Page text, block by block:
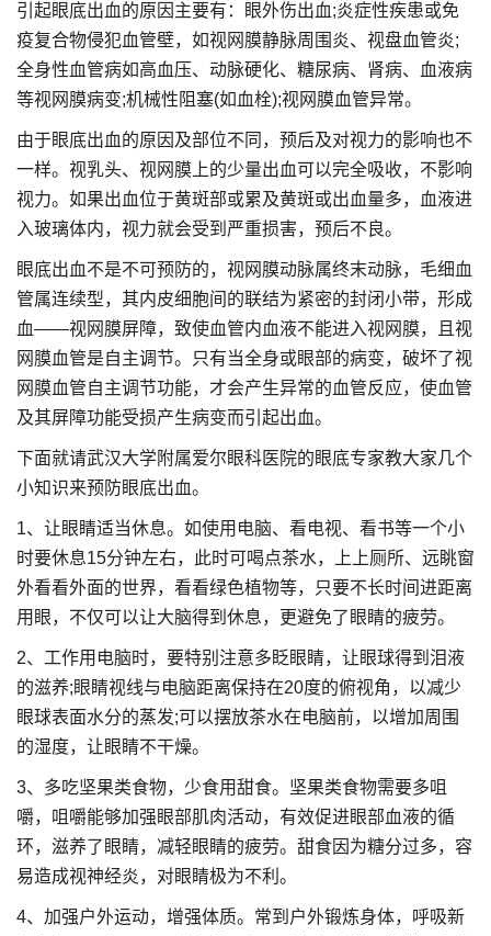
引起眼底出血的原因主要有：眼外伤出血;炎症性疾患或免
疫复合物侵犯血管壁，如视网膜静脉周围炎、视盘血管炎;
全身性血管病如高血压、动脉硬化、糖尿病、肾病、血液病
等视网膜病变;机械性阻塞(如血栓);视网膜血管异常。
由于眼底出血的原因及部位不同，预后及对视力的影响也不
一样。视乳头、视网膜上的少量出血可以完全吸收，不影响
视力。如果出血位于黄斑部或累及黄斑或出血量多，血液进
入玻璃体内，视力就会受到严重损害，预后不良。
眼底出血不是不可预防的，视网膜动脉属终末动脉，毛细血
管属连续型，其内皮细胞间的联结为紧密的封闭小带，形成
血——视网膜屏障，致使血管内血液不能进入视网膜，且视
网膜血管是自主调节。只有当全身或眼部的病变，破坏了视
网膜血管自主调节功能，才会产生异常的血管反应，使血管
及其屏障功能受损产生病变而引起出血。
下面就请武汉大学附属爱尔眼科医院的眼底专家教大家几个
小知识来预防眼底出血。
1、让眼睛适当休息。如使用电脑、看电视、看书等一个小
时要休息15分钟左右，此时可喝点茶水，上上厕所、远眺窗
外看看外面的世界，看看绿色植物等，只要不长时间进距离
用眼，不仅可以让大脑得到休息，更避免了眼睛的疲劳。
2、工作用电脑时，要特别注意多眨眼睛，让眼球得到泪液
的滋养;眼睛视线与电脑距离保持在20度的俯视角，以减少
眼球表面水分的蒸发;可以摆放茶水在电脑前，以增加周围
的湿度，让眼睛不干燥。
3、多吃坚果类食物，少食用甜食。坚果类食物需要多咀
嚼，咀嚼能够加强眼部肌肉活动，有效促进眼部血液的循
环，滋养了眼睛，减轻眼睛的疲劳。甜食因为糖分过多，容
易造成视神经炎，对眼睛极为不利。
4、加强户外运动，增强体质。常到户外锻炼身体，呼吸新